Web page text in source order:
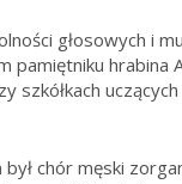
głosowych i
pamiętniku hrabina
szkółkach
chór męski